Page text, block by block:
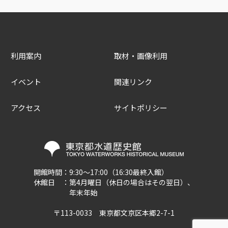
開館時間： 9:30～17:00（16:30最終入館）
休館日 ： 第4月曜日（休日の場合はその翌日）、
年末年始
〒113-0033 東京都文京区本郷2-7-1
利用案内
イベント
アクセス
取材・画像利用
関連リンク
サイトポリシー